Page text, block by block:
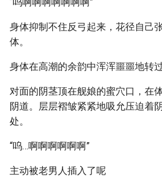
身体抑制不住反弓起来，花径自己
体。
身体在高潮的余韵中浑浑噩噩地转
对面的阴茎顶在舰娘的蜜穴口，在
阴道。层层褶皱紧紧地吸允压迫着
处。
“呜…啊啊啊啊啊啊”
主动被老男人插入了呢